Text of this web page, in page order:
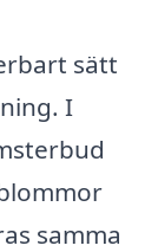
sätt
I
samma